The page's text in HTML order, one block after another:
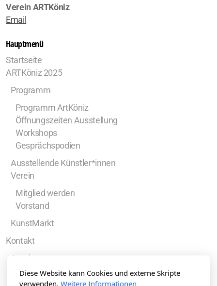
Verein ARTKöniz
Email
Hauptmenü
Startseite
ARTKöniz 2025
Programm
Programm ArtKöniz
Öffnungszeiten Ausstellung
Workshops
Gesprächspodien
Ausstellende Künstler*innen
Verein
Mitglied werden
Vorstand
KunstMarkt
Kontakt
Anreise
Diese Website kann Cookies und externe Skripte
verwenden. Weitere Informationen